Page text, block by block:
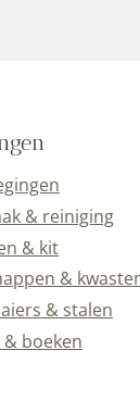
& reiniging
& kit
&
& stalen
boeken